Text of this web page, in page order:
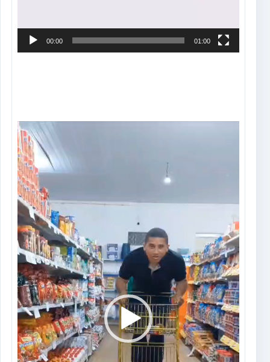
00:00 01:00
Tocador
de
vídeo